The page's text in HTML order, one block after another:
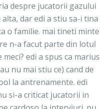
despre jucatorii gazului
dar edi a stiu sa-i tina
o familie. mai tineti minte
n-a facut parte din lotul
edi a spus ca marius
nu mai stiu ce) cand de
la antrenamente. edi
si-a criticat jucatorii in